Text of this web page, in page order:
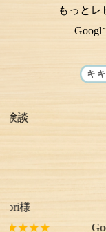
もっと
Googl
クチコ
青
Googleクチ